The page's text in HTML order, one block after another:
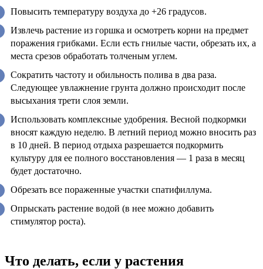
Повысить температуру воздуха до +26 градусов.
Извлечь растение из горшка и осмотреть корни на предмет
поражения грибками. Если есть гнилые части, обрезать их, а
места срезов обработать толченым углем.
Сократить частоту и обильность полива в два раза.
Следующее увлажнение грунта должно происходит после
высыхания трети слоя земли.
Использовать комплексные удобрения. Весной подкормки
вносят каждую неделю. В летний период можно вносить раз
в 10 дней. В период отдыха разрешается подкормить
культуру для ее полного восстановления — 1 раза в месяц
будет достаточно.
Обрезать все пораженные участки спатифиллума.
Опрыскать растение водой (в нее можно добавить
стимулятор роста).
Что делать, если у растения